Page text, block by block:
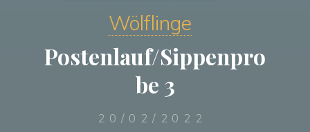
Wölflinge
Postenlauf/Sippenpro
be 3
20/02/2022